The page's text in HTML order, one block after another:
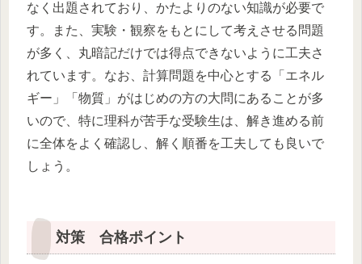
なく出題されており、かたよりのない知識が必要で
す。また、実験・観察をもとにして考えさせる問題
が多く、丸暗記だけでは得点できないように工夫さ
れています。なお、計算問題を中心とする「エネル
ギー」「物質」がはじめの方の大問にあることが多
いので、特に理科が苦手な受験生は、解き進める前
に全体をよく確認し、解く順番を工夫しても良いで
しょう。
対策 合格ポイント